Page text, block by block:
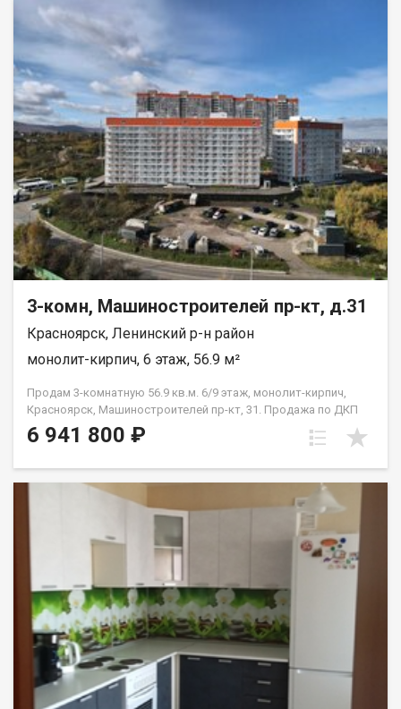
3-комн, Машиностроителей пр-кт, д.31
Красноярск, Ленинский р-н район
монолит-кирпич, 6 этаж, 56.9 м²
Продам 3-комнатную 56.9 кв.м. 6/9 этаж, монолит-кирпич,
Красноярск, Машиностроителей пр-кт, 31. Продажа по ДКП
НЕ ОТ ЗАСТРОЙЩИКА
6 941 800 ₽